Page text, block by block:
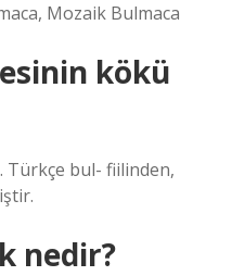
Mozaik Bulmaca
kökü
Türkçe bul- fiilinden,
nedir?